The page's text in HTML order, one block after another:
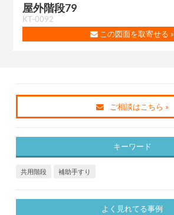
屋外階段79
KT-0092
この図面を取寄せる »
ご相談はこちら »
キーワード
共用階段 補助手すり
よく見れてる事例